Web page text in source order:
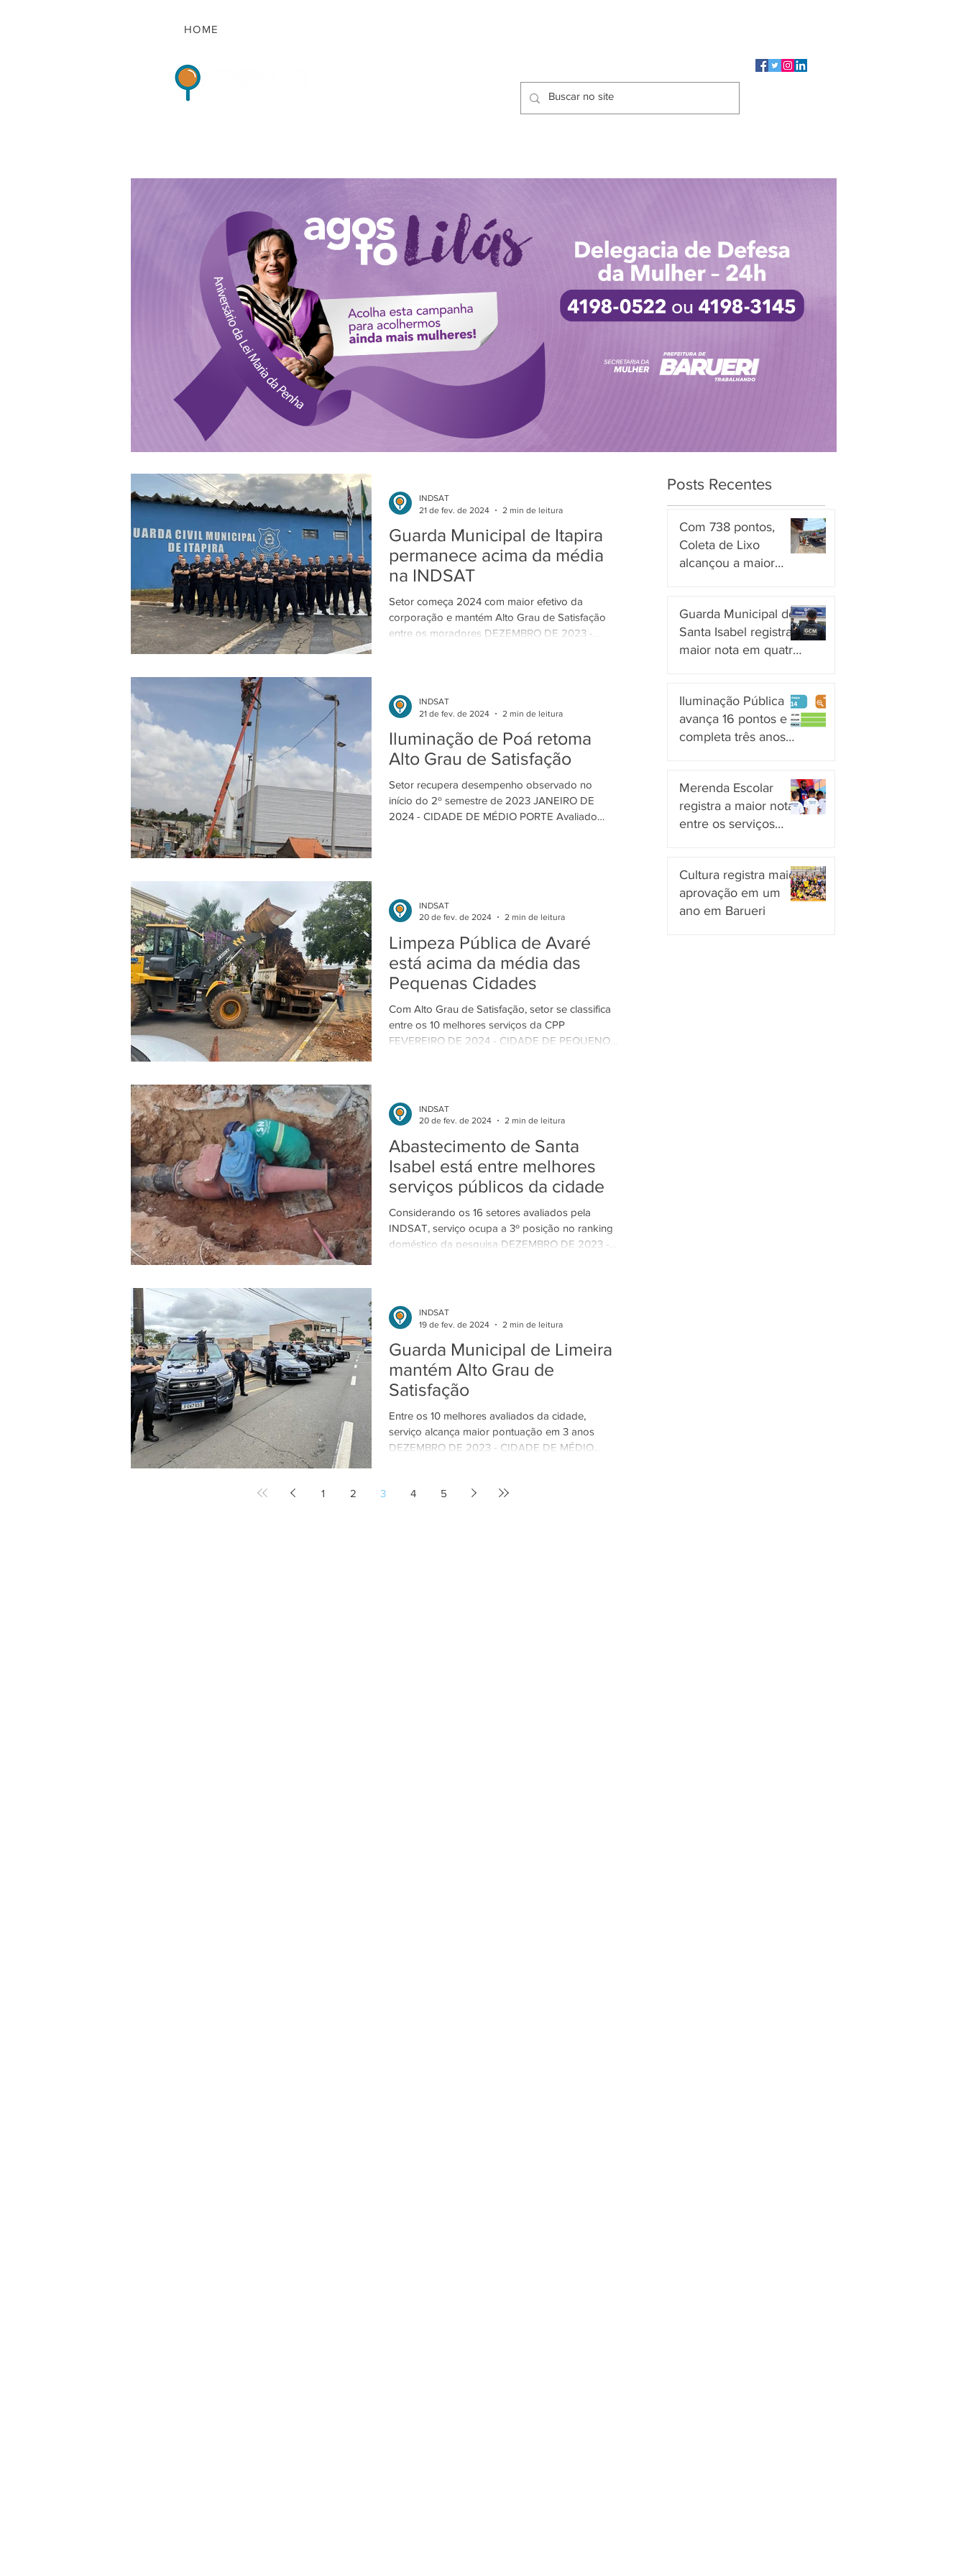
HOME
Guarda Municipal de Itapira
permanece acima da média
na INDSAT
Setor começa 2024 com maior efetivo da
corporação e mantém Alto Grau de Satisfação
entre os moradores DEZEMBRO DE 2023 -
INDSAT
21 de fev. de 2024
2 min de leitura
Iluminação de Poá retoma
Alto Grau de Satisfação
Setor recupera desempenho observado no
início do 2º semestre de 2023 JANEIRO DE
2024 - CIDADE DE MÉDIO PORTE Avaliado
INDSAT
21 de fev. de 2024
2 min de leitura
Limpeza Pública de Avaré
está acima da média das
Pequenas Cidades
Com Alto Grau de Satisfação, setor se classifica
entre os 10 melhores serviços da CPP
FEVEREIRO DE 2024 - CIDADE DE PEQUENO
INDSAT
20 de fev. de 2024
2 min de leitura
Abastecimento de Santa
Isabel está entre melhores
serviços públicos da cidade
Considerando os 16 setores avaliados pela
INDSAT, serviço ocupa a 3º posição no ranking
doméstico da pesquisa DEZEMBRO DE 2023 -
INDSAT
20 de fev. de 2024
2 min de leitura
Guarda Municipal de Limeira
mantém Alto Grau de
Satisfação
Entre os 10 melhores avaliados da cidade,
serviço alcança maior pontuação em 3 anos
DEZEMBRO DE 2023 - CIDADE DE MÉDIO
INDSAT
19 de fev. de 2024
2 min de leitura
1 2 3 4 5
Posts Recentes
Com 738 pontos,
Coleta de Lixo
alcançou a maior
Piracicaba
Guarda Municipal de
Santa Isabel registra
maior nota em quatro
Iluminação Pública
avança 16 pontos e
completa três anos
Itaquaquecetuba
Merenda Escolar
registra a maior nota
entre os serviços
Cultura registra maior
aprovação em um
ano em Barueri